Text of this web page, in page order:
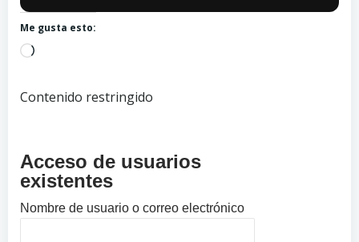
Me gusta esto:
Cargando...
Contenido restringido
Acceso de usuarios
existentes
Nombre de usuario o correo electrónico